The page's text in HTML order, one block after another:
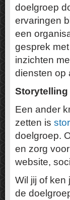
doelgroep
ervaringen
een
gesprek
inzichten
diensten op
Storytelling
Een ander
zetten is
doelgroep.
en zorg
website,
Wil jij of ken
de